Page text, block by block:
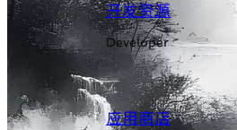
开发资源
Developer
应用商店